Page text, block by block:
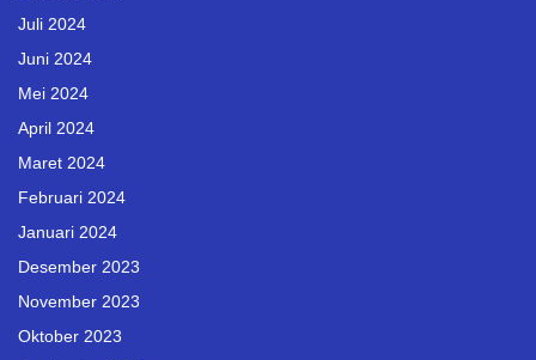
Juli 2024
Juni 2024
Mei 2024
April 2024
Maret 2024
Februari 2024
Januari 2024
Desember 2023
November 2023
Oktober 2023